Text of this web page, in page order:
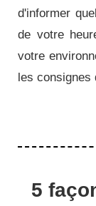
d'informer
de votre
votre
les consignes
5